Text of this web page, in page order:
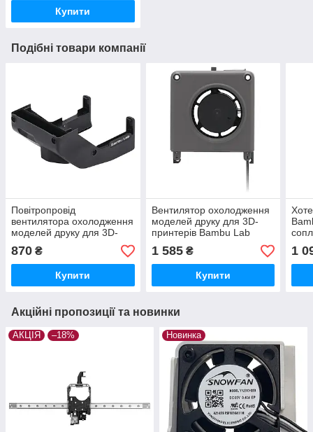
Купити
Подібні товари компанії
Повітропровід
вентилятора охолодження
моделей друку для 3D-
H2D/ H2C Series,
(оригінал, FAF012)
870 ₴
Купити
Вентилятор охолодження
моделей друку для 3D-
принтерів Bambu Lab
(оригінал, FAF013)
1 585₴
Купити
N-1)
1
Акційні пропозиції та новинки
АКЦІЯ –18% Новинка